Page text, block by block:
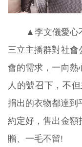
▲李文儀愛心
三立主播群對社會
會的需求，一向熱
人的號召下，不
捐出的衣物都達到
約定好，售出金額
贈、一毛不留!